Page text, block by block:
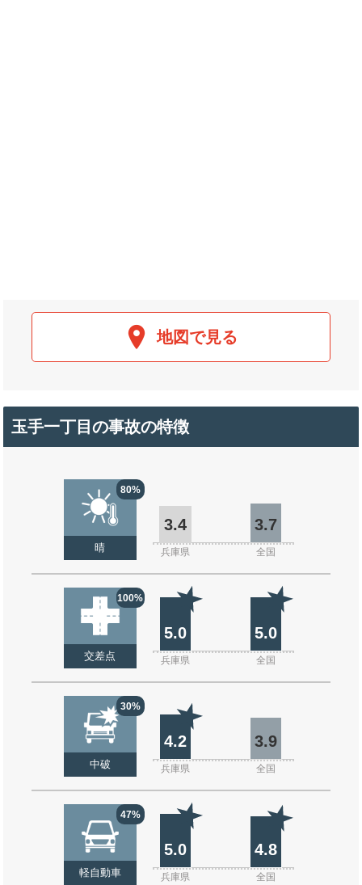
地図で見る
玉手一丁目の事故の特徴
80%
晴
3.4 3.7
兵庫県 全国
100%
交差点
5.0 5.0
兵庫県 全国
30%
中破
4.2 3.9
兵庫県 全国
47%
軽自動車
5.0 4.8
兵庫県 全国